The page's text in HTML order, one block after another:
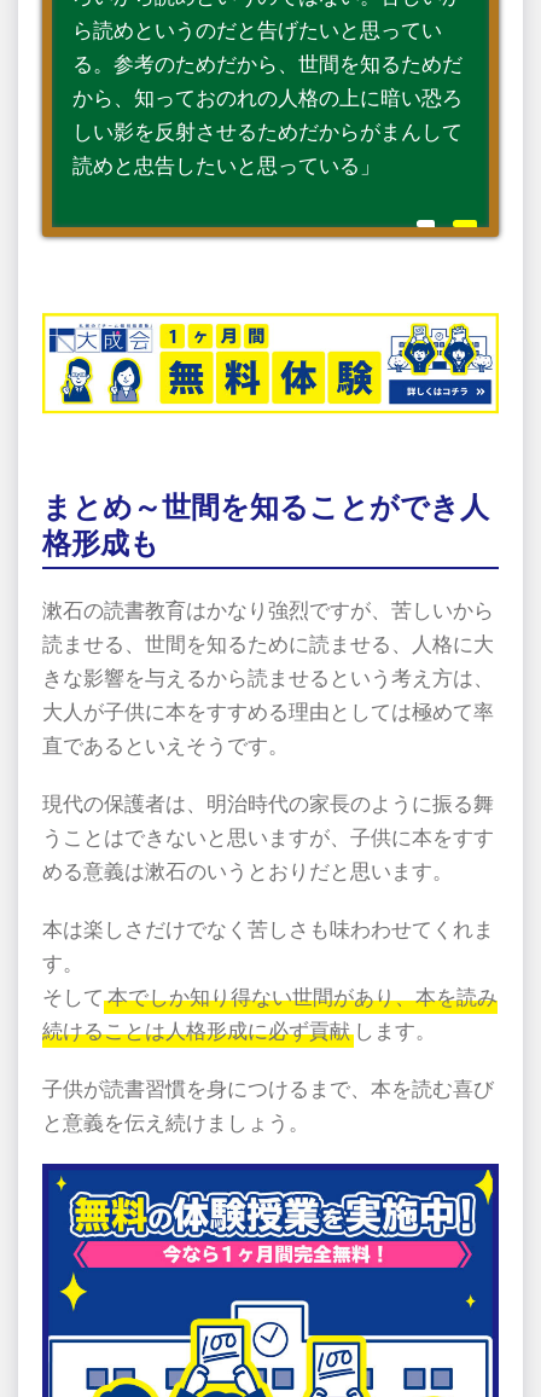
ら読めというのだと告げたいと思ってい
る。参考のためだから、世間を知るためだ
から、知っておのれの人格の上に暗い恐ろ
しい影を反射させるためだからがまんして
読めと忠告したいと思っている」
まとめ～世間を知ることができ人
格形成も
漱石の読書教育はかなり強烈ですが、苦しいから
読ませる、世間を知るために読ませる、人格に大
きな影響を与えるから読ませるという考え方は、
大人が子供に本をすすめる理由としては極めて率
直であるといえそうです。
現代の保護者は、明治時代の家長のように振る舞
うことはできないと思いますが、子供に本をすす
める意義は漱石のいうとおりだと思います。
本は楽しさだけでなく苦しさも味わわせてくれま
す。
そして 本でしか知り得ない世間があり、本を読み
続けることは人格形成に必ず貢献 します。
子供が読書習慣を身につけるまで、本を読む喜び
と意義を伝え続けましょう。